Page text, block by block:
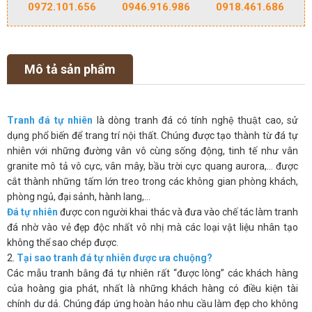
0972.101.656 0946.916.986 0918.461.686
Mô tả sản phẩm
Tranh đá tự nhiên là dòng tranh đá có tính nghệ thuật cao, sử
dụng phổ biến để trang trí nội thất. Chúng được tạo thành từ đá tự
nhiên với những đường vân vô cùng sống động, tinh tế như vân
granite mô tả vô cực, vân mây, bầu trời cực quang aurora,… được
cắt thành những tấm lớn treo trong các không gian phòng khách,
phòng ngủ, đại sảnh, hành lang,…
Đá tự nhiên được con người khai thác và đưa vào chế tác làm tranh
đá nhờ vào vẻ đẹp độc nhất vô nhị mà các loại vật liệu nhân tạo
không thể sao chép được.
2. Tại sao tranh đá tự nhiên được ưa chuộng?
Các mẫu tranh bằng đá tự nhiên rất “được lòng” các khách hàng
của hoàng gia phát, nhất là những khách hàng có điều kiện tài
chính dư dả. Chúng đáp ứng hoàn hảo nhu cầu làm đẹp cho không